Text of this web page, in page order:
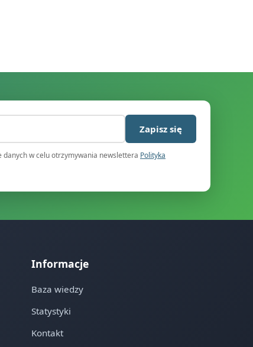
Zapisz się
w celu otrzymywania newslettera Polityka
Informacje
Baza wiedzy
Statystyki
Kontakt